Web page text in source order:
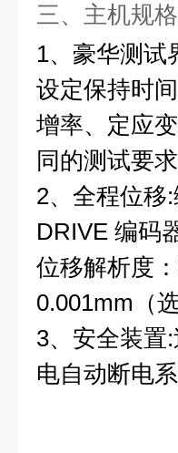
三、主机规格
1、豪华测试
设定保持时
增率、定应
同的测试要求
2、全程位移
DRIVE 编码
位移解析度
0.001mm（选
3、安全装置
电自动断电